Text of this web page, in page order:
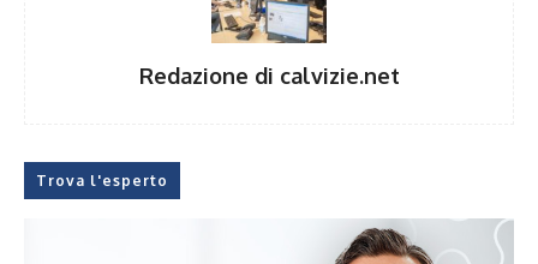
Redazione di calvizie.net
Trova l'esperto